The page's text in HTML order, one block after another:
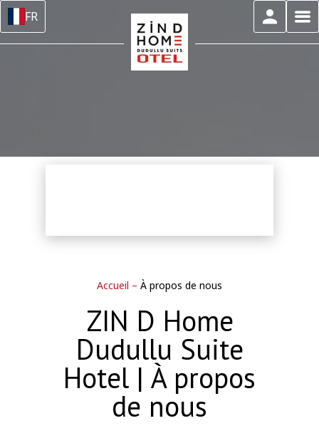
FR
Accueil – À propos de nous
ZIN D Home
Dudullu Suite
Hotel | À propos
de nous